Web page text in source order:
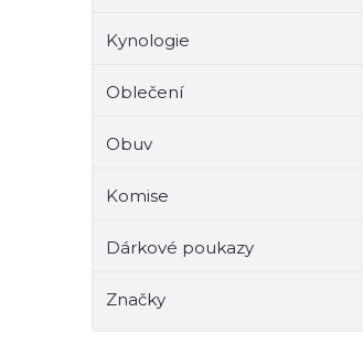
Kynologie
Oblečení
Obuv
Komise
Dárkové poukazy
Značky